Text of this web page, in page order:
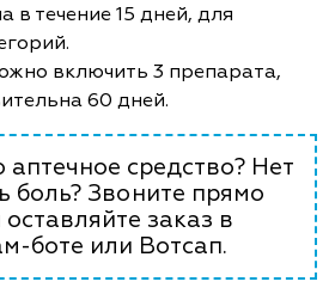
в течение 15 дней, для
включить 3 препарата,
60 дней.
средство? Нет
боль? Звоните прямо
оставляйте заказ в
боте или Вотсап.